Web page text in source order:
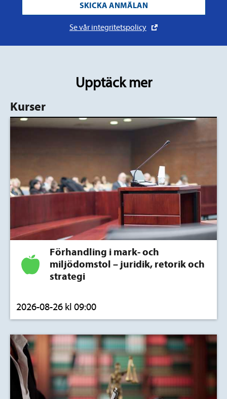
SKICKA ANMÄLAN
Se vår integritetspolicy
Upptäck mer
Kurser
Förhandling i mark- och
miljödomstol – juridik, retorik och
strategi
2026-08-26 kl 09:00